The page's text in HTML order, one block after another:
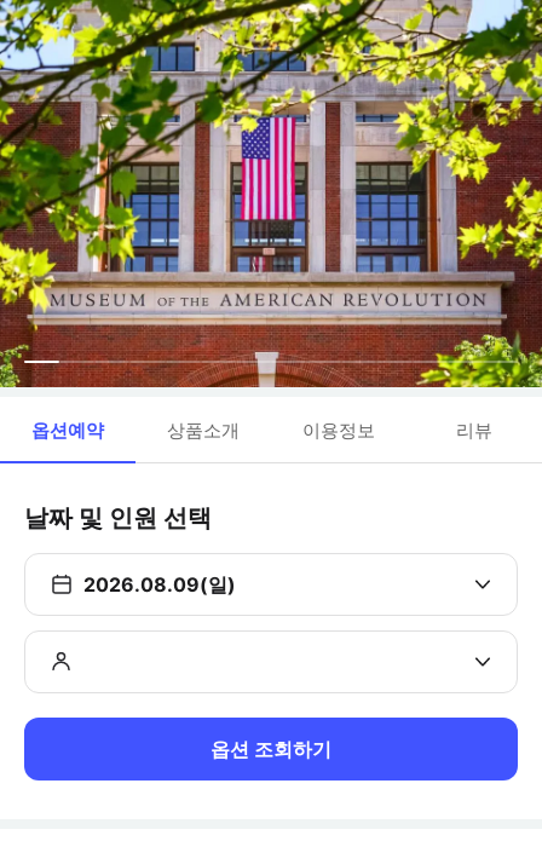
옵션예약 상품소개 이용정보 리뷰
날짜 및 인원 선택
2026.08.09(일)
옵션 조회하기